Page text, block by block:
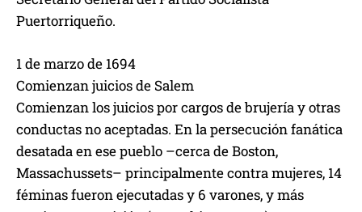
Puertorriqueño.
1 de marzo de 1694
Comienzan juicios de Salem
Comienzan los juicios por cargos de brujería y otras
conductas no aceptadas. En la persecución fanática
desatada en ese pueblo –cerca de Boston,
Massachussets– principalmente contra mujeres, 14
féminas fueron ejecutadas y 6 varones, y más